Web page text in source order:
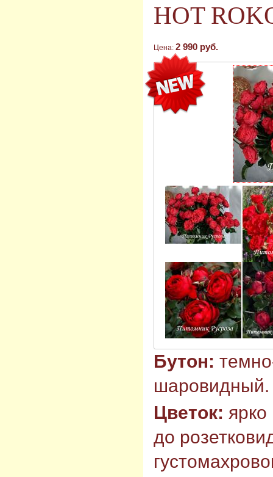
HOT
Цена: 2 990 руб.
Бутон:
шаровидный.
Цветок:
до